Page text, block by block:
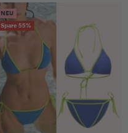
NEU
Spare 55%